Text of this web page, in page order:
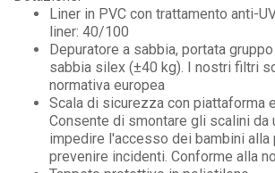
Liner in PVC con trattamento anti-
liner: 40/100
Depuratore a sabbia, portata
sabbia silex (±40 kg). I nostri filtri
normativa europea
Scala di sicurezza con piattaforma
Consente di smontare gli scalini da
impedire l'accesso dei bambini alla
prevenire incidenti. Conforme alla